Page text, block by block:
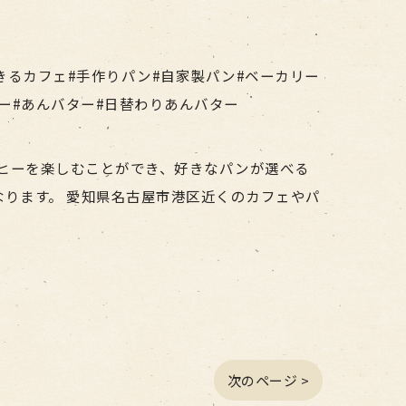
カフェ#手作りパン#自家製パン#ベーカリー
#あんバター#日替わりあんバター
を楽しむことができ、好きなパンが選べる
ます。 愛知県名古屋市港区近くのカフェやパ
次のページ >